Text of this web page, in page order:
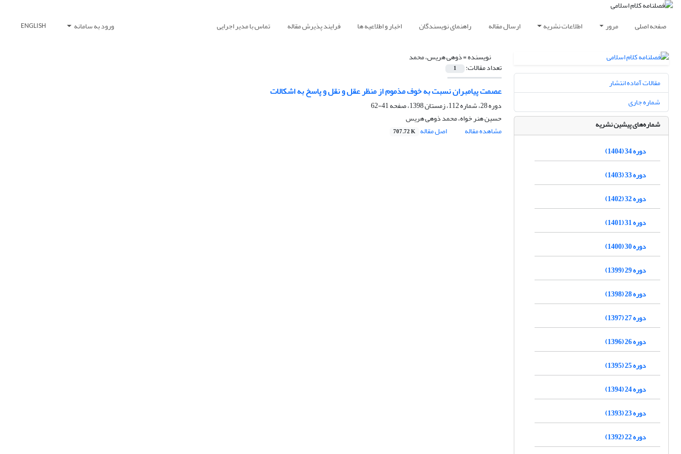
صفحه اصلی مرور اطلاعات نشریه ارسال مقاله راهنمای نویسندگان اخبار و اطلاعیه ها فرایند پذیرش مقاله تماس با مدیر اجرایی ورود به سامانه ENGLISH
نویسنده =ذوهی هریس، محمد
تعداد مقالات: 1
عصمت پیامبران نسبت به خوف مذموم از منظر عقل و نقل و پاسخ به اشکالات
دوره 28، شماره 112، زمستان 1398، صفحه
41-62
حسین هنر خواه، محمد ذوهی هریس
مشاهده مقاله
اصل مقاله 707.72 K
مقالات آماده انتشار
شماره جاری
شماره‌های پیشین نشریه
دوره 34 (1404)
دوره 33 (1403)
دوره 32 (1402)
دوره 31 (1401)
دوره 30 (1400)
دوره 29 (1399)
دوره 28 (1398)
دوره 27 (1397)
دوره 26 (1396)
دوره 25 (1395)
دوره 24 (1394)
دوره 23 (1393)
دوره 22 (1392)